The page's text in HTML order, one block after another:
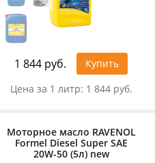
1 844 руб.
Купить
Цена за 1 литр: 1 844 руб.
Моторное масло RAVENOL
Formel Diesel Super SAE
20W-50 (5л) new